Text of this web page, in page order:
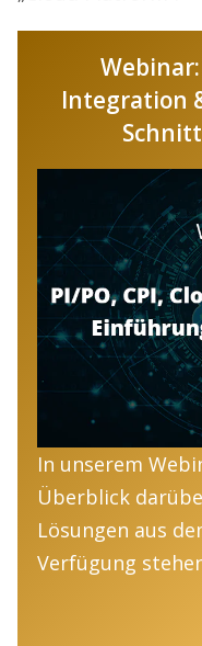
Webinar:
Integration
In unserem
Überblick
Lösungen aus
Verfügung